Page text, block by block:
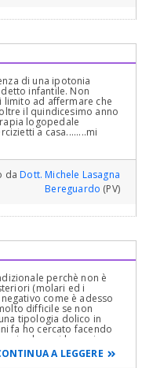
di una ipotonia
infantile. Non
limito ad affermare che
il quindicesimo anno
logopedale
a casa........mi
daDott. Michele Lasagna
Bereguardo (PV)
perchè non è
(molari ed i
come è adesso
difficile se non
tipologia dolico in
fa ho cercato facendo
solo casi leggeri con
e le radiografie per
l'età. Cordialmente
A LEGGERE